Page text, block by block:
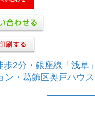
歩2分・銀座線「浅草
ン・葛飾区奥戸ハウ